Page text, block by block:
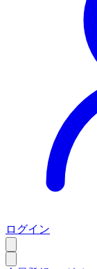
ログイン